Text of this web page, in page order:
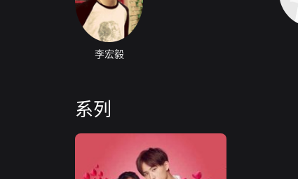
李宏毅
系列